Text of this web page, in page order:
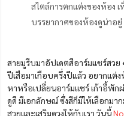
สไตล์การตกแต่งของห้อง
บรรยากาศของห้องดูน่าอ
สายมูรีบมาอัปเดตสีอาร์มแชร์สวย
ปีเสือมาเกือบครึ่งปีแล้ว อยากแต่
หาหรือเปลี่ยนอาร์มแชร์ เก้าอี้พัก
ดูดี มีเอกลักษณ์ ซึ่งสีก็มีให้เลือกมา
สวยและเสริมดวงให้กับเรา วันนี้